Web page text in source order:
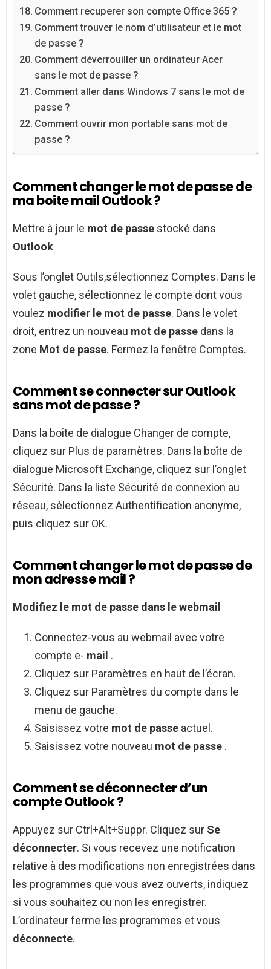
Comment recuperer son compte Office 365 ?
Comment trouver le nom d’utilisateur et le mot
de passe ?
Comment déverrouiller un ordinateur Acer
sans le mot de passe ?
Comment aller dans Windows 7 sans le mot de
passe ?
Comment ouvrir mon portable sans mot de
passe ?
Comment changer le mot de passe de
ma boite mail Outlook ?
Mettre à jour le mot de passe stocké dans
Outlook
Sous l’onglet Outils,sélectionnez Comptes. Dans le
volet gauche, sélectionnez le compte dont vous
voulez modifier le mot de passe. Dans le volet
droit, entrez un nouveau mot de passe dans la
zone Mot de passe. Fermez la fenêtre Comptes.
Comment se connecter sur Outlook
sans mot de passe ?
Dans la boîte de dialogue Changer de compte,
cliquez sur Plus de paramètres. Dans la boîte de
dialogue Microsoft Exchange, cliquez sur l’onglet
Sécurité. Dans la liste Sécurité de connexion au
réseau, sélectionnez Authentification anonyme,
puis cliquez sur OK.
Comment changer le mot de passe de
mon adresse mail ?
Modifiez le mot de passe dans le webmail
Connectez-vous au webmail avec votre
compte e- mail .
Cliquez sur Paramètres en haut de l’écran.
Cliquez sur Paramètres du compte dans le
menu de gauche.
Saisissez votre mot de passe actuel.
Saisissez votre nouveau mot de passe .
Comment se déconnecter d’un
compte Outlook ?
Appuyez sur Ctrl+Alt+Suppr. Cliquez sur Se
déconnecter. Si vous recevez une notification
relative à des modifications non enregistrées dans
les programmes que vous avez ouverts, indiquez
si vous souhaitez ou non les enregistrer.
L’ordinateur ferme les programmes et vous
déconnecte.